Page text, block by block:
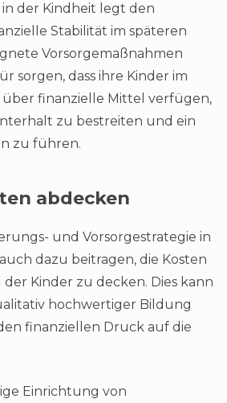
der Kindheit legt den
Stabilität im späteren
Vorsorgemaßnahmen
sorgen, dass ihre Kinder im
finanzielle Mittel verfügen,
zu bestreiten und ein
zu führen.
abdecken
und Vorsorgestrategie in
dazu beitragen, die Kosten
Kinder zu decken. Dies kann
hochwertiger Bildung
finanziellen Druck auf die
Einrichtung von